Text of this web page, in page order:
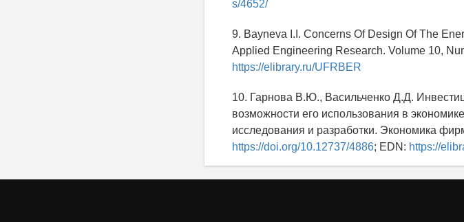
s/4652/
9. Bayneva I.I. Concerns Of Design Of The
Applied Engineering Research. Volume 10,
https://elibrary.ru/UFRBER
10. Гарнова В.Ю., Васильченко Д.Д.
возможности его использования в
исследования и разработки. Экономика
https://doi.org/10.12737/4886; EDN: https://